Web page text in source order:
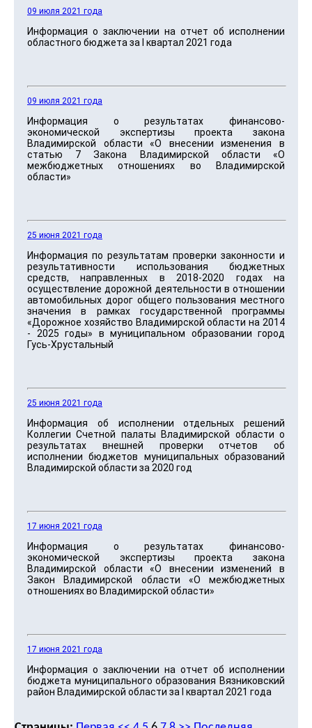
09 июля 2021 года
Информация о заключении на отчет об исполнении
областного бюджета за I квартал 2021 года
09 июля 2021 года
Информация о результатах финансово-
экономической экспертизы проекта закона
Владимирской области «О внесении изменения в
статью 7 Закона Владимирской области «О
межбюджетных отношениях во Владимирской
области»
25 июня 2021 года
Информация по результатам проверки законности и
результативности использования бюджетных
средств, направленных в 2018-2020 годах на
осуществление дорожной деятельности в отношении
автомобильных дорог общего пользования местного
значения в рамках государственной программы
«Дорожное хозяйство Владимирской области на 2014
- 2025 годы» в муниципальном образовании город
Гусь-Хрустальный
25 июня 2021 года
Информация об исполнении отдельных решений
Коллегии Счетной палаты Владимирской области о
результатах внешней проверки отчетов об
исполнении бюджетов муниципальных образований
Владимирской области за 2020 год
17 июня 2021 года
Информация о результатах финансово-
экономической экспертизы проекта закона
Владимирской области «О внесении изменений в
Закон Владимирской области «О межбюджетных
отношениях во Владимирской области»
17 июня 2021 года
Информация о заключении на отчет об исполнении
бюджета муниципального образования Вязниковский
район Владимирской области за I квартал 2021 года